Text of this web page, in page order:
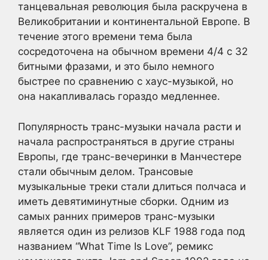
танцевальная революция была раскручена в
Великобритании и континентальной Европе. В
течение этого времени тема была
сосредоточена на обычном времени 4/4 с 32
битными фразами, и это было немного
быстрее по сравнению с хаус-музыкой, но
она накапливалась гораздо медленнее.
Популярность транс-музыки начала расти и
начала распространяться в другие страны
Европы, где транс-вечеринки в Манчестере
стали обычным делом. Трансовые
музыкальные треки стали длиться полчаса и
иметь девятиминутные сборки. Одним из
самых ранних примеров транс-музыки
является один из релизов KLF 1988 года под
названием “What Time Is Love”, ремикс